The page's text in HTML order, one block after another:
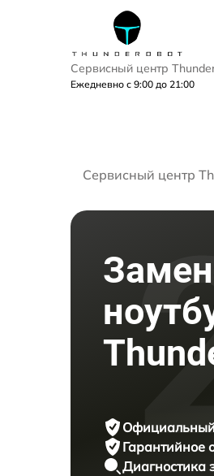
Сервисный центр
Ежедневно с 9:00 до 21:00
Сервисный центр
Гарантийное
Диагностика